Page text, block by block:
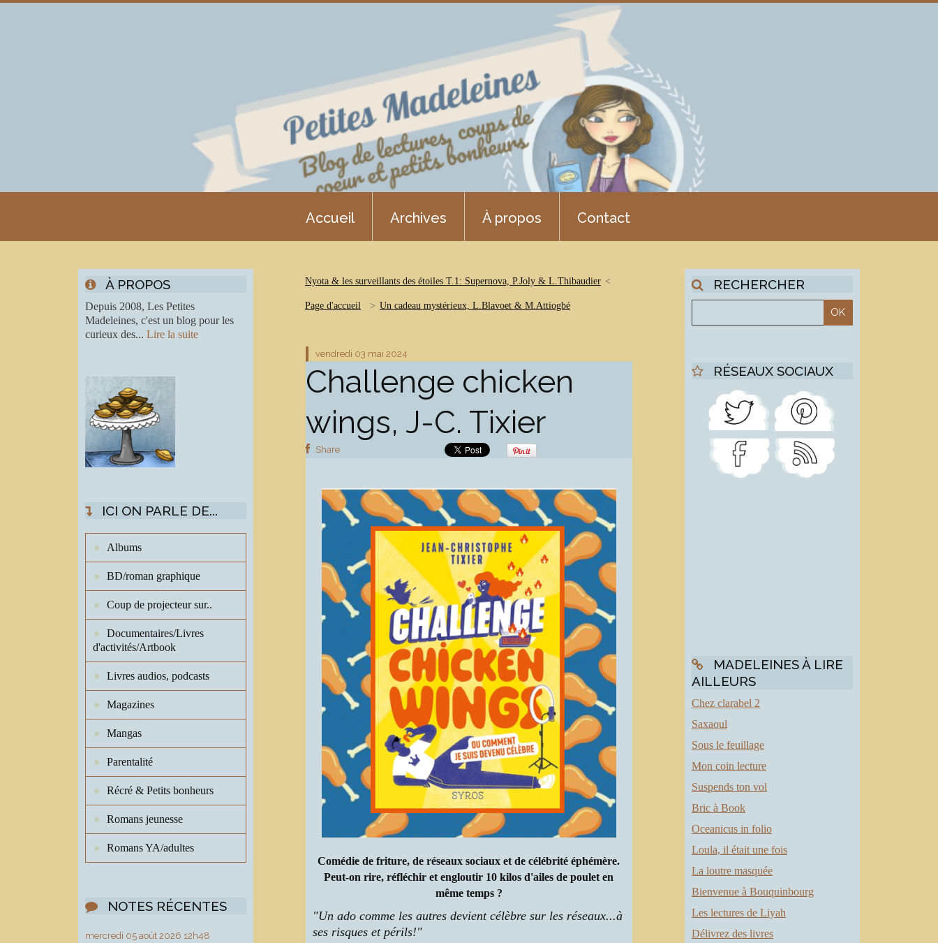
Accueil Archives À propos Contact
À PROPOS
Depuis 2008, Les Petites
Madeleines, c'est un blog pour les
curieux des... Lire la suite
ICI ON PARLE DE...
Albums
BD/roman graphique
Coup de projecteur sur..
Documentaires/Livres
d'activités/Artbook
Livres audios, podcasts
Magazines
Mangas
Parentalité
Récré & Petits bonheurs
Romans jeunesse
Romans YA/adultes
NOTES RÉCENTES
mercredi 05 août 2026 12h48
Nyota & les surveillants des étoiles T.1: Supernova, P.Joly & L.Thibaudier
Page d'accueil Un cadeau mystérieux, L.Blavoet & M.Attiogbé
vendredi 03 mai 2024
Challenge chicken
wings, J-C. Tixier
Share
Comédie de friture, de réseaux sociaux et de célébrité éphémère.
Peut-on rire, réfléchir et engloutir 10 kilos d'ailes de poulet en
même temps ?
"Un ado comme les autres devient célèbre sur les réseaux...à
ses risques et périls!"
RECHERCHER
RÉSEAUX SOCIAUX
MADELEINES À LIRE
AILLEURS
Chez clarabel 2
Saxaoul
Sous le feuillage
Mon coin lecture
Suspends ton vol
Bric à Book
Oceanicus in folio
Loula, il était une fois
La loutre masquée
Bienvenue à Bouquinbourg
Les lectures de Liyah
Délivrez des livres